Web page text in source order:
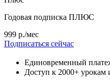
Годовая подписка ПЛЮС
999 р./мес
Подписаться сейчас
Единовременный
Доступ к 2000+ урокам